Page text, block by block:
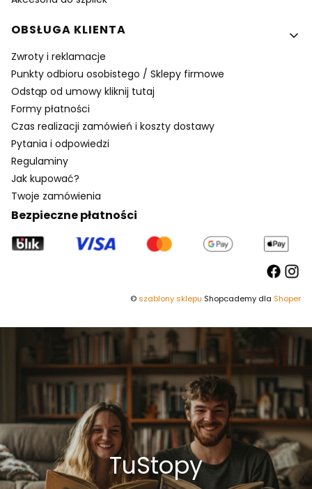
OBSŁUGA KLIENTA
Zwroty i reklamacje
Punkty odbioru osobistego / Sklepy firmowe
Odstąp od umowy kliknij tutaj
Formy płatności
Czas realizacji zamówień i koszty dostawy
Pytania i odpowiedzi
Regulaminy
Jak kupować?
Twoje zamówienia
Bezpieczne płatności
©szablony sklepu Shopcademy dla Shoper
TuStopy